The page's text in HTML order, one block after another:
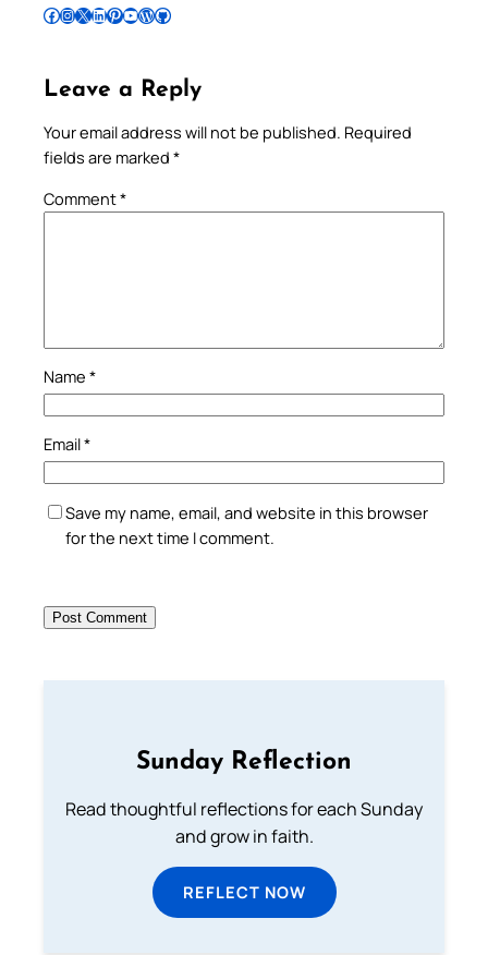
Follow Pradeep on Facebook Follow Pradeep on InstagramFollow Pradeep on X Follow Pradeep on LinkedIn Follow Pradeep on Pinterest Subscribe to Pradeep’s Youtube Channel Follow Pradeep on WordPress Follow Pradeep on GitHub
Leave a Reply
Your email address will not be published. Required
fields are marked *
Comment*
Name *
Email*
Save my name, email, and website in this browser
for the next time I comment.
Sunday Reflection
Read thoughtful reflections for each Sunday
and grow in faith.
REFLECT NOW